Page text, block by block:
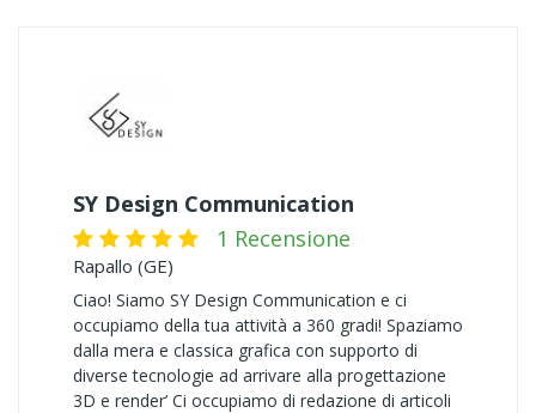
SY Design Communication
1 Recensione
Rapallo (GE)
Ciao! Siamo SY Design Communication e ci
occupiamo della tua attività a 360 gradi! Spaziamo
dalla mera e classica grafica con supporto di
diverse tecnologie ad arrivare alla progettazione
3D e render’ Ci occupiamo di redazione di articoli